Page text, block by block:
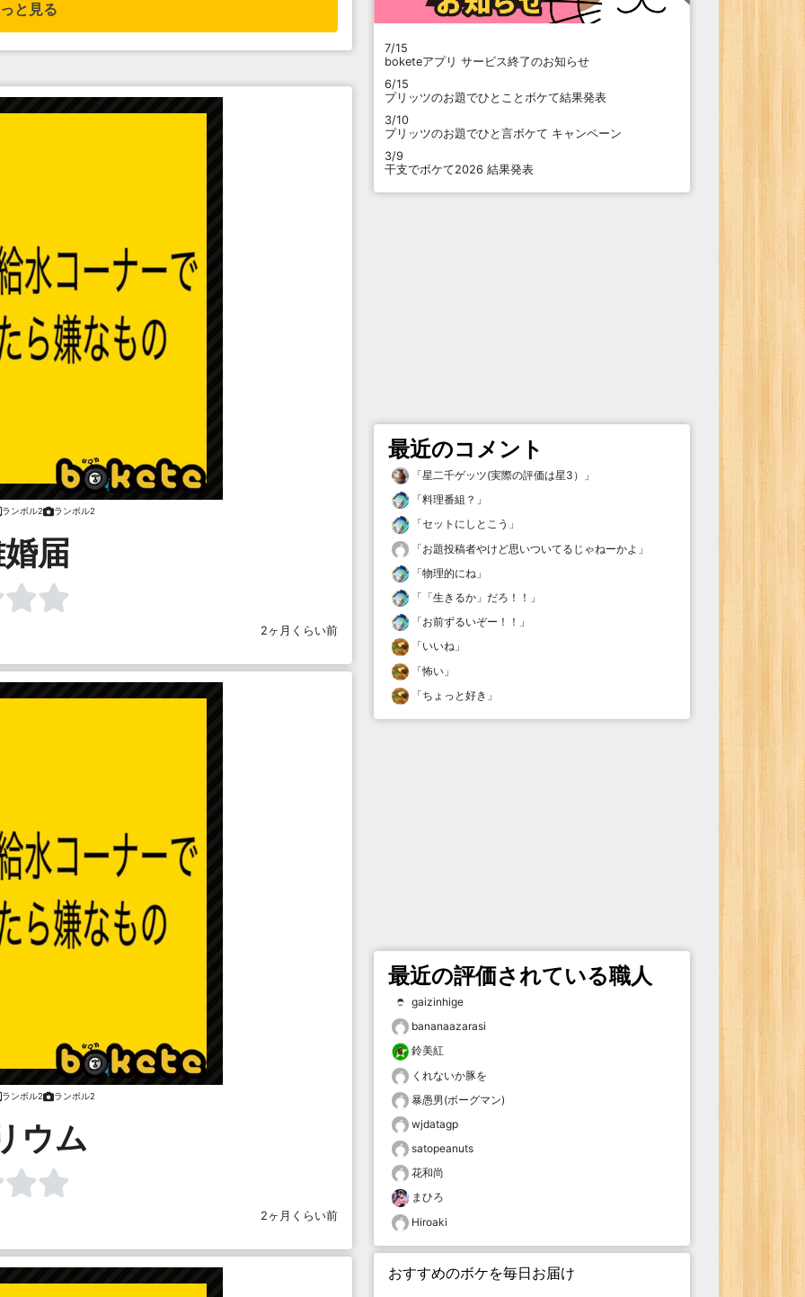
と見る
ランボル2 ランボル2
届
2ヶ月くらい前
ランボル2 ランボル2
ウム
2ヶ月くらい前
7/15
boketeアプリ サービス終了のお知らせ
6/15
プリッツのお題でひとことボケて結果発表
3/10
プリッツのお題でひと言ボケて キャンペーン
3/9
干支でボケて2026 結果発表
最近のコメント
「星二千ゲッツ(実際の評価は星3）
」
「料理番組？ 」
「セットにしとこう 」
「お題投稿者やけど思いついてるじゃねーかよ 」
「物理的にね 」
「 「生きるか」だろ！！ 」
「お前ずるいぞー！！ 」
「いいね 」
「怖い 」
「ちょっと好き 」
最近の評価されている職人
gaizinhige
bananaazarasi
鈴美紅
くれないか豚を
暴愚男(ボーグマン)
wjdatagp
satopeanuts
花和尚
まひろ
Hiroaki
おすすめのボケを毎日お届け